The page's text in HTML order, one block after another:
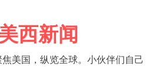
西新闻
美国，纵览全球。小伙伴们自己